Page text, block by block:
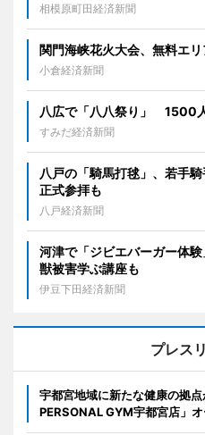
相模原町田経済新聞
関門海峡花火大会、無料エ
小倉経済新聞
八広で「八八祭り」 1500
すみだ経済新聞
八戸の「騎馬打毬」、若手
正式参拝も
八戸経済新聞
河津で「ジビエバーガー体
獣被害学ぶ講座も
伊豆下田経済新聞
プレス
宇都宮地域に新たな健康の拠
PERSONAL GYM宇都宮店」オ